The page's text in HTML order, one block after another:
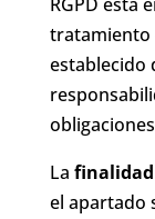
tratamiento
establecido
La finalidad
el apartado